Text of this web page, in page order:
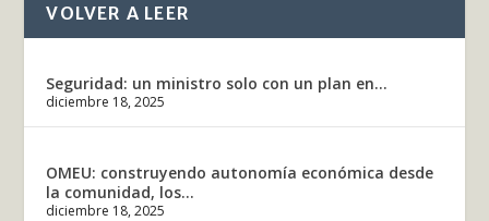
VOLVER A LEER
Seguridad: un ministro solo con un plan en...
diciembre 18, 2025
OMEU: construyendo autonomía económica desde
la comunidad, los...
diciembre 18, 2025